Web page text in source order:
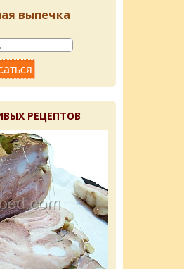
выпечка
РЕЦЕПТОВ